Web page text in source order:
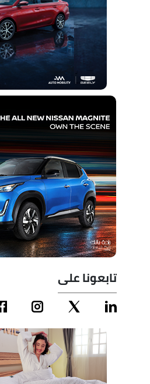
تابعونا على